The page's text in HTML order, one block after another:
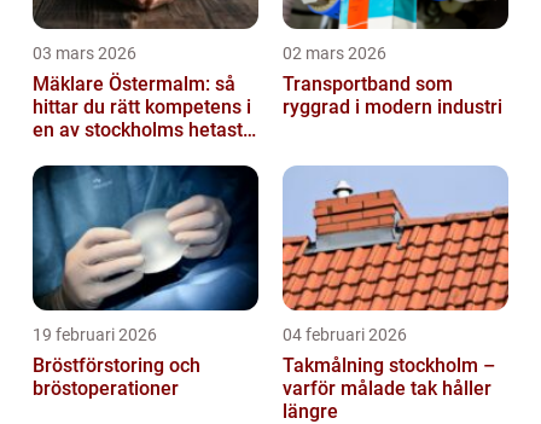
03 mars 2026
Mäklare Östermalm: så
hittar du rätt kompetens i
en av stockholms hetaste
02 mars 2026
Transportband som
ryggrad i modern industri
19 februari 2026
Bröstförstoring och
bröstoperationer
04 februari 2026
Takmålning stockholm –
varför målade tak håller
längre